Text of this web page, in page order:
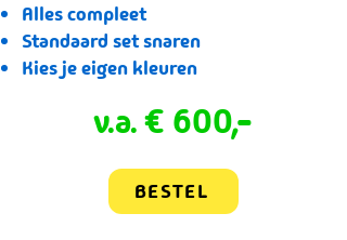
Alles compleet
Standaard set snaren
Kies je eigen kleuren
v.a. € 600,-
BESTEL